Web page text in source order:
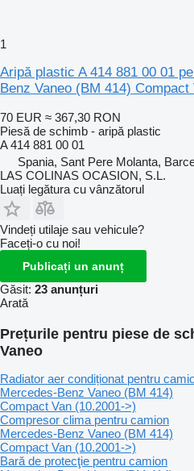
1
Aripă plastic A 414 881 00 01
Benz Vaneo (BM 414) Compact
70 EUR ≈ 367,30 RON
Piesă de schimb - aripă plastic
A 414 881 00 01
Spania, Sant Pere Molanta,
LAS COLINAS OCASION, S.L.
Luați legătura cu vânzătorul
Vindeți utilaje sau vehicule?
Faceți-o cu noi!
Publicați un anunț
Găsit: 23 anunțuri
Arată
Prețurile pentru piese de
Vaneo
Radiator aer condiționat pentru
Mercedes-Benz Vaneo (BM 414)
Compact Van (10.2001->)
Compresor clima pentru camion
Mercedes-Benz Vaneo (BM 414)
Compact Van (10.2001->)
Bară de protecţie pentru camion